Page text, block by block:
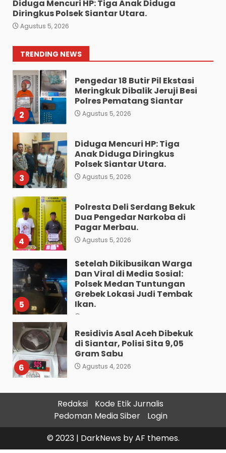
Diduga Mencuri HP: Tiga Anak Diduga
Diringkus Polsek Siantar Utara.
Agustus 5, 2026
TRENDING NEWS
1
Bawa 10 Butir Pil Ekstasi:
Agustus 5, 2026
2
Pengedar 18 Butir Pil Ekstasi
Meringkuk Dibalik Jeruji Besi
Polres Pematang Siantar
Agustus 5, 2026
3
Diduga Mencuri HP: Tiga
Anak Diduga Diringkus
Polsek Siantar Utara.
Agustus 5, 2026
4
Polresta Deli Serdang Bekuk
Dua Pengedar Narkoba di
Pagar Merbau.
Agustus 5, 2026
5
Setelah Dikibusikan Warga
Dan Viral di Media Sosial:
Polsek Medan Tuntungan
Grebek Lokasi Judi Tembak
Ikan.
6
Residivis Asal Aceh Dibekuk
di Siantar, Polisi Sita 9,05
Gram Sabu
Agustus 4, 2026
7
Sat Reskrim Polres
Pematangsiantar Amankan
4.800 Bungkus Rokok Ilegal
ke Bea Cukai Dan Dua
Terduga Pelaku
Agustus 4, 2026
Redaksi
Kode Etik Jurnalis
Pedoman Media Siber
Login
© 2023 | DarkNews by AF themes.